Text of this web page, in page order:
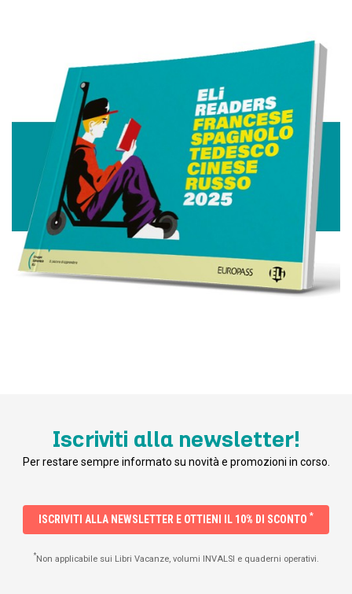
Iscriviti alla newsletter!
Per restare sempre informato su novità e promozioni in corso.
ISCRIVITI ALLA NEWSLETTER E OTTIENI IL 10% DI SCONTO *
*Non applicabile sui Libri Vacanze, volumi INVALSI e quaderni operativi.